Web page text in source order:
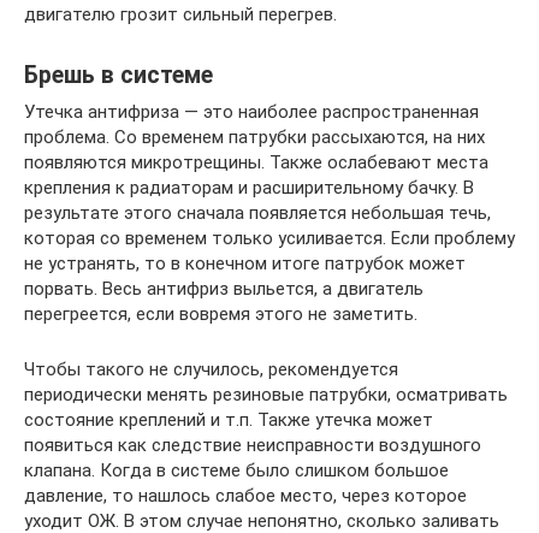
двигателю грозит сильный перегрев.
Брешь в системе
Утечка антифриза — это наиболее распространенная
проблема. Со временем патрубки рассыхаются, на них
появляются микротрещины. Также ослабевают места
крепления к радиаторам и расширительному бачку. В
результате этого сначала появляется небольшая течь,
которая со временем только усиливается. Если проблему
не устранять, то в конечном итоге патрубок может
порвать. Весь антифриз выльется, а двигатель
перегреется, если вовремя этого не заметить.
Чтобы такого не случилось, рекомендуется
периодически менять резиновые патрубки, осматривать
состояние креплений и т.п. Также утечка может
появиться как следствие неисправности воздушного
клапана. Когда в системе было слишком большое
давление, то нашлось слабое место, через которое
уходит ОЖ. В этом случае непонятно, сколько заливать